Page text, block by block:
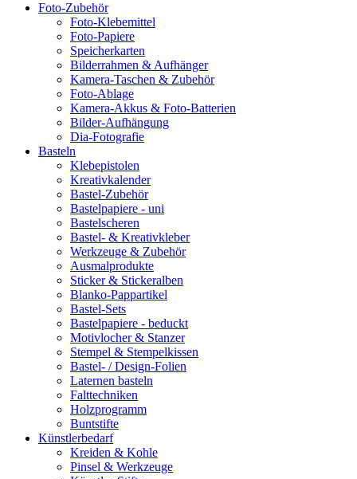
Foto-Zubehör
Foto-Klebemittel
Foto-Papiere
Speicherkarten
Bilderrahmen & Aufhänger
Kamera-Taschen & Zubehör
Foto-Ablage
Kamera-Akkus & Foto-Batterien
Bilder-Aufhängung
Dia-Fotografie
Basteln
Klebepistolen
Kreativkalender
Bastel-Zubehör
Bastelpapiere - uni
Bastelscheren
Bastel- & Kreativkleber
Werkzeuge & Zubehör
Ausmalprodukte
Sticker & Stickeralben
Blanko-Pappartikel
Bastel-Sets
Bastelpapiere - beduckt
Motivlocher & Stanzer
Stempel & Stempelkissen
Bastel- / Design-Folien
Laternen basteln
Falttechniken
Holzprogramm
Buntstifte
Künstlerbedarf
Kreiden & Kohle
Pinsel & Werkzeuge